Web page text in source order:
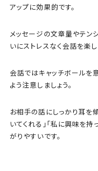
アップに効果的です。
メッセージの文章量やテン
いにストレスなく会話を楽し
会話ではキャッチボールを
よう注意しましょう。
お相手の話にしっかり耳を
いてくれる」「私に興味を持
がりやすいです。